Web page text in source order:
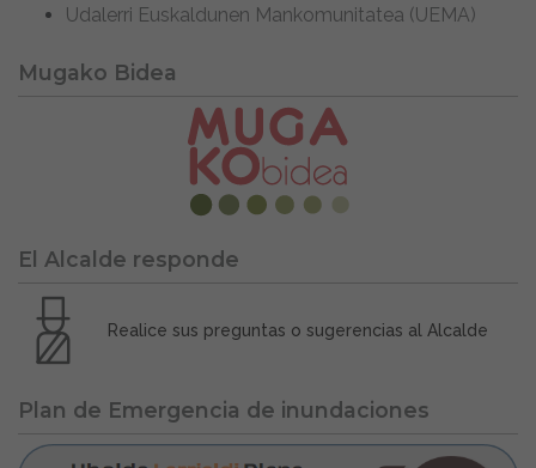
Udalerri Euskaldunen Mankomunitatea (UEMA)
Mugako Bidea
El Alcalde responde
Realice sus preguntas o sugerencias al Alcalde
Plan de Emergencia de inundaciones